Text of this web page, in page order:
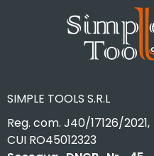
SIMPLE TOOLS S.R.L
Reg. com. J40/17126/2021,
CUI RO45012323